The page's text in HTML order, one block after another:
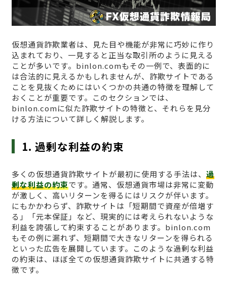
仮想通貨詐欺業者は、見た目や機能が非常に巧妙に作り
込まれており、一見すると正当な取引所のように見える
ことが多いです。binlon.comもその一例で、表面的に
は合法的に見えるかもしれませんが、詐欺サイトである
ことを見抜くためにはいくつかの共通の特徴を理解して
おくことが重要です。このセクションでは、
binlon.comに似た詐欺サイトの特徴と、それらを見分
ける方法について詳しく解説します。
1. 過剰な利益の約束
多くの仮想通貨詐欺サイトが最初に使用する手法は、 過
剰な利益の約束です。通常、仮想通貨市場は非常に変動
が激しく、高いリターンを得るにはリスクが伴います。
にもかかわらず、詐欺サイトは「短期間で資産が倍増す
る」「元本保証」など、現実的には考えられないような
利益を誇張して約束することがあります。binlon.com
もその例に漏れず、短期間で大きなリターンを得られる
といった広告を展開しています。このような過剰な利益
の約束は、ほぼ全ての仮想通貨詐欺サイトに共通する特
徴です。